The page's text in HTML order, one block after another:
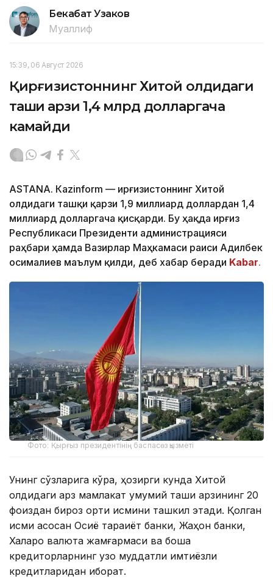
Бекабат Узаков
Муаллиф
15:39, 06 Август 2026
Қирғизистоннинг Хитой олдидаги
ташқи қарзи 1,4 млрд долларгача
камайди
ASTANА. Кazinform — Қирғизистоннинг Хитой
олдидаги ташқи қарзи 1,9 миллиард доллардан 1,4
миллиард долларгача қисқарди. Бу ҳақда Қирғиз
Республикаси Президенти администрацияси
раҳбари ҳамда Вазирлар Маҳкамаси раиси Адилбек
Қосималиев маълум қилди, деб хабар беради Kabar.
Фото: Қырғыз президентінің баспасөз қызметі
Унинг сўзларига кўра, ҳозирги кунда Хитой
олдидаги қарз мамлакат умумий ташқи қарзининг 20
фоиздан бироз ортиқ қисмини ташкил этади. Қолган
қисми асосан Осиё тараққиёт банки, Жаҳон банки,
Халқаро валюта жамғармаси ва бошқа
кредиторларнинг узоқ муддатли имтиёзли
кредитларидан иборат.